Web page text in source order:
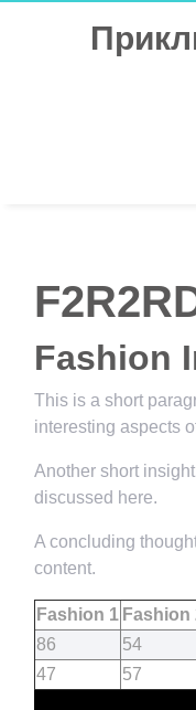
Fashion
This is a short
interesting aspects
Another short
discussed here.
A concluding
content.
Fashion 1 Fashion
86
54
47
57